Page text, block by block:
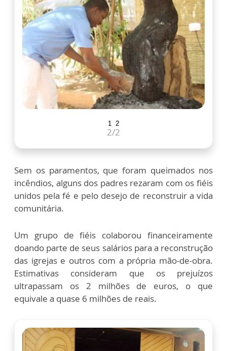
1 2
2/2
Sem os paramentos, que foram queimados nos
incêndios, alguns dos padres rezaram com os fiéis
unidos pela fé e pelo desejo de reconstruir a vida
comunitária.
Um grupo de fiéis colaborou financeiramente
doando parte de seus salários para a reconstrução
das igrejas e outros com a própria mão-de-obra.
Estimativas consideram que os prejuízos
ultrapassam os 2 milhões de euros, o que
equivale a quase 6 milhões de reais.